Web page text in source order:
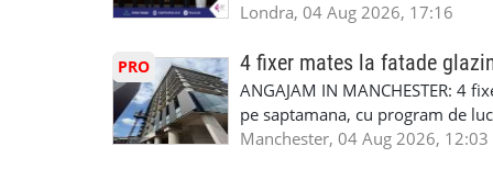
Solicitors, indiferent că ai nevoie
familiei (divorț, custodie, partaj)
Servicii pentru companii: •
• Imigrație pentru afaceri și
soluționarea disputelor 💡 De ce
Londra, 04 Aug 2026, 17:16
PRO 4 fixer mates la fatade
ANGAJAM IN MANCHESTER:
pe saptamana, cu program de
in perioada urmatoare. Cerinte:
Manchester, 04 Aug 2026, 12:03